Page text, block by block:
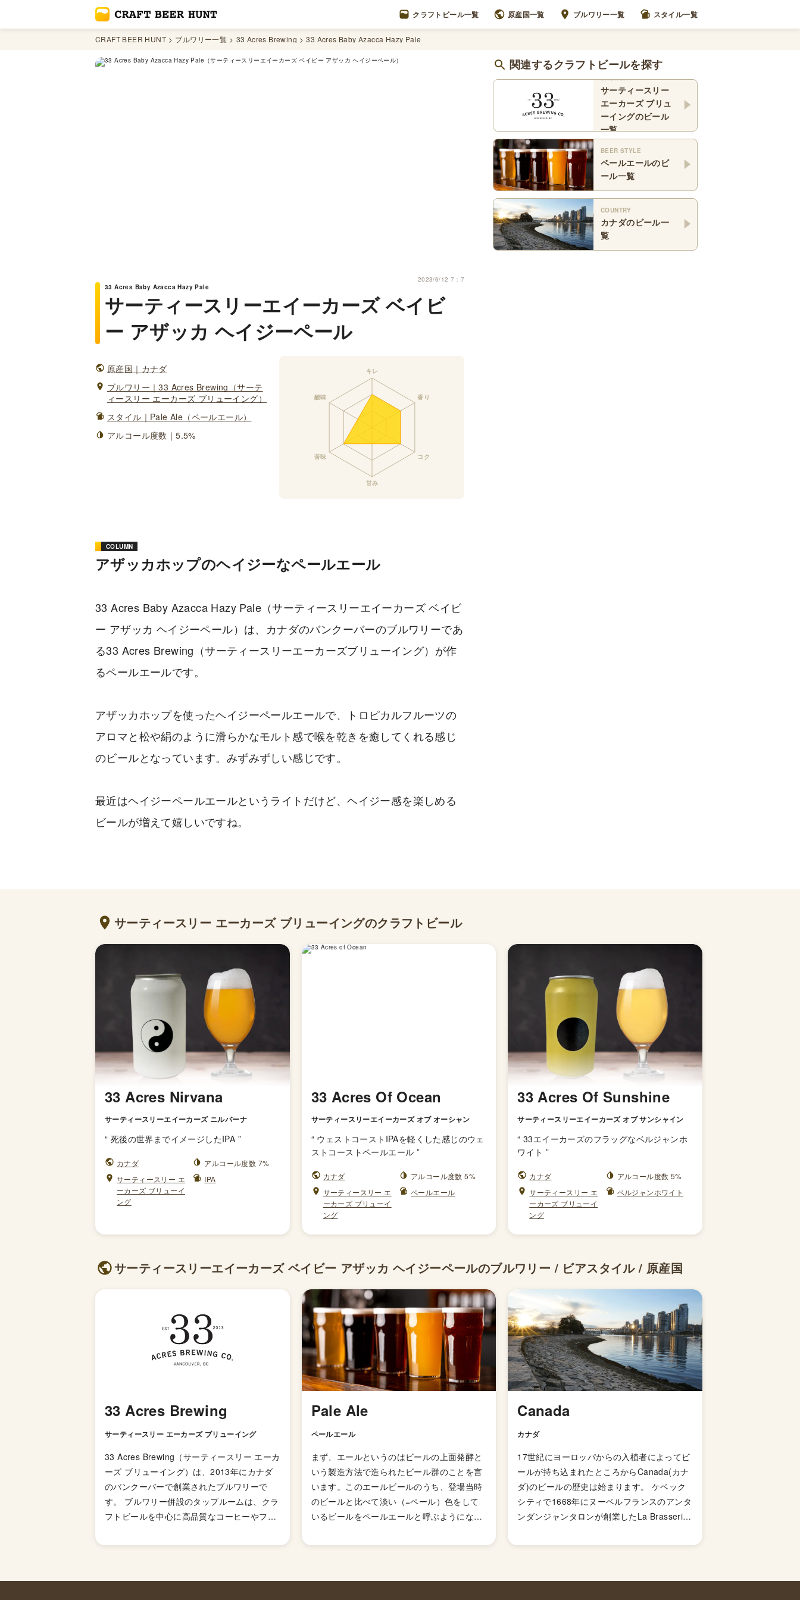
クラフトビール一覧 原産国一覧 ブルワリー一覧 スタイル一覧
CRAFT BEER HUNT ブルワリー一覧 33 Acres Brewing 33 Acres Baby Azacca Hazy Pale
2023/6/12 7：7
33 Acres Baby Azacca Hazy Pale
サーティースリーエイーカーズ ベイビ
ー アザッカ ヘイジーペール
原産国｜カナダ
ブルワリー｜33 Acres Brewing（サーテ
ィースリー エーカーズ ブリューイング）
スタイル｜Pale Ale（ペールエール）
アルコール度数｜5.5%
COLUMN
アザッカホップのヘイジーなペールエール
33 Acres Baby Azacca Hazy Pale（サーティースリーエイーカーズ ベイビ
ー アザッカ ヘイジーペール）は、カナダのバンクーバーのブルワリーであ
る33 Acres Brewing（サーティースリーエーカーズブリューイング）が作
るペールエールです。
アザッカホップを使ったヘイジーペールエールで、トロピカルフルーツの
アロマと松や絹のように滑らかなモルト感で喉を乾きを癒してくれる感じ
のビールとなっています。みずみずしい感じです。
最近はヘイジーペールエールというライトだけど、ヘイジー感を楽しめる
ビールが増えて嬉しいですね。
関連するクラフトビールを探す
BREWERY
サーティースリー
エーカーズ ブリュ
ーイングのビール
一覧
BEER STYLE
ペールエールのビ
ール一覧
COUNTRY
カナダのビール一
覧
サーティースリー エーカーズ ブリューイングのクラフトビール
33 Acres Nirvana
サーティースリーエイーカーズ ニルバーナ
“ 死後の世界までイメージしたIPA ”
カナダ
アルコール度数 7%
サーティースリー エ
ーカーズ ブリューイ
ング
IPA
33 Acres Of Ocean
サーティースリーエイーカーズ オブ オーシャン
“ ウェストコーストIPAを軽くした感じのウェ
ストコーストペールエール ”
カナダ
アルコール度数 5%
サーティースリー エ
ーカーズ ブリューイ
ング
ペールエール
33 Acres Of Sunshine
サーティースリーエイーカーズ オブ サンシャイン
“33エイーカーズのフラッグなベルジャンホ
ワイト ”
カナダ
アルコール度数 5%
サーティースリー エ
ーカーズ ブリューイ
ング
ベルジャンホワイト
サーティースリーエイーカーズ ベイビー アザッカ ヘイジーペールのブルワリー / ビアスタイル / 原産国
33 Acres Brewing
サーティースリー エーカーズ ブリューイング
33 Acres Brewing（サーティースリー エーカ
ーズ ブリューイング）は、2013年にカナダ
のバンクーバーで創業されたブルワリーで
す。 ブルワリー併設のタップルームは、クラ
フトビールを中心に高品質なコーヒーやフー
わず高い支持を得ています。 サークルをモチ
Pale Ale
ペールエール
まず、エールというのはビールの上面発酵と
いう製造方法で造られたビール群のことを言
います。このエールビールのうち、登場当時
のビールと比べて淡い（=ペール）色をして
いるビールをペールエールと呼ぶようになり
クやホップの香りが豊かに感じられるビー
Canada
カナダ
17世紀にヨーロッパからの入植者によってビ
ールが持ち込まれたところからCanada(カナ
ダ)のビールの歴史は始まります。 ケベック
シティで1668年にヌーベルフランスのアンタ
ンダンジャンタロンが創業したLa Brasseries
ルでした。しかし、その当時人気のアルコー